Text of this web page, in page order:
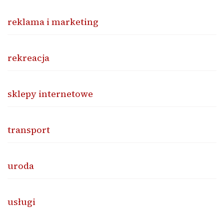
reklama i marketing
rekreacja
sklepy internetowe
transport
uroda
usługi